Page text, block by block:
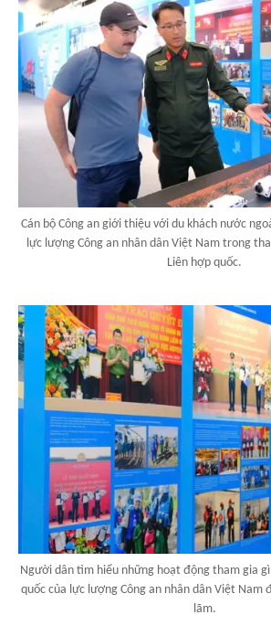
Cán bộ Công an giới thiệu với du khách nước
lực lượng Công an nhân dân Việt Nam trong
Liên hợp quốc.
Người dân tìm hiểu những hoạt động tham gia
quốc của lực lượng Công an nhân dân Việt
lãm.